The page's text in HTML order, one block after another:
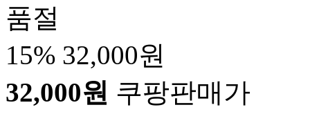
품절
15% 32,000원
32,000원 쿠팡판매가